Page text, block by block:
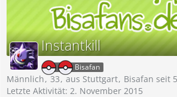
Instantkill
Bisafan
Männlich 33 aus Stuttgart Bisafan seit
Letzte Aktivität: 2. November 2015